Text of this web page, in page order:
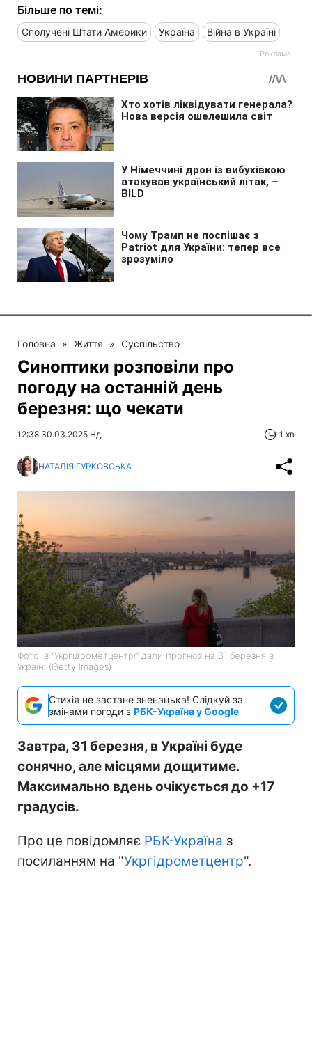
Більше по темі:
Сполучені Штати Америки Україна Війна в Україні
Головна » Життя » Суспільство
Синоптики розповіли про
погоду на останній день
березня: що чекати
12:38 30.03.2025 Нд 1 хв
НАТАЛІЯ ГУРКОВСЬКА
Фото: в "Укргідрометцентрі" дали прогноз на 31 березня в
Україні (Getty Images)
Стихія не застане зненацька! Слідкуй за
змінами погоди з РБК-Україна у Google
Завтра, 31 березня, в Україні буде
сонячно, але місцями дощитиме.
Максимально вдень очікується до +17
градусів.
Про це повідомляє РБК-Україна з
посиланням на "Укргідрометцентр".